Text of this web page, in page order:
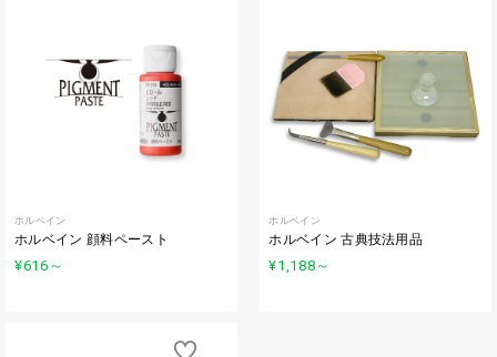
ホルベイン
ホルベイン 顔料ペースト
¥616 ～
ホルベイン
ホルベイン 古典技法用品
¥1,188～